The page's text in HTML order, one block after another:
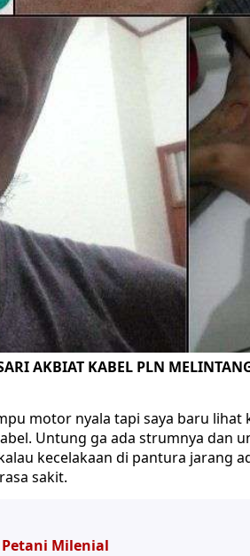
AKBIAT KABEL PLN
motor nyala tapi saya baru lihat
Untung ga ada strumnya dan
kecelakaan di pantura jarang
sakit.
Milenial